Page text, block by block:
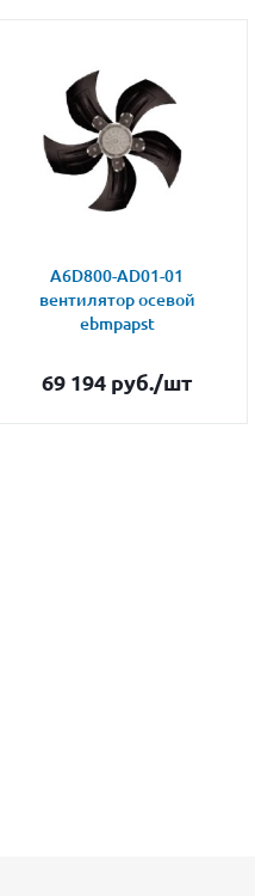
A6D800-AD01-01
вентилятор осевой
ebmpapst
69 194 руб./шт